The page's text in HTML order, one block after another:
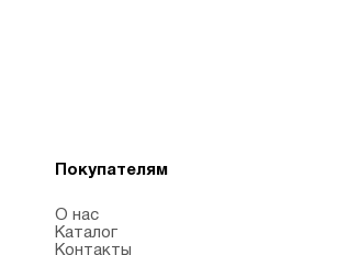
Покупателям
О нас
Каталог
Контакты